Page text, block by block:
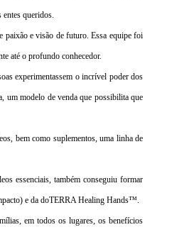
entes queridos.
paixão e visão de futuro. Essa equipe foi
até o profundo conhecedor.
experimentassem o incrível poder dos
um modelo de venda que possibilita que
bem como suplementos, uma linha de
essenciais, também conseguiu formar
e da doTERRA Healing Hands™.
em todos os lugares, os benefícios